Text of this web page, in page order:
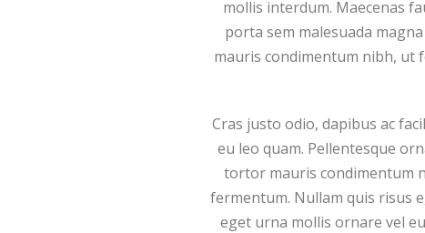
mollis interdum. Maecenas
porta sem malesuada
mauris condimentum nibh, ut
Cras justo odio, dapibus ac
eu leo quam. Pellentesque
tortor mauris condimentum
fermentum. Nullam quis risus
eget urna mollis ornare vel